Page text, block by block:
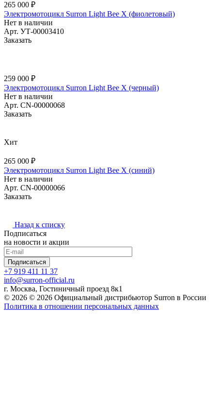
265 000 ₽
Электромотоцикл Surron Light Bee X (фиолетовый)
Нет в наличии
Арт. УТ-00003410
Заказать
259 000 ₽
Электромотоцикл Surron Light Bee X (черный)
Нет в наличии
Арт. CN-00000068
Заказать
Хит
265 000 ₽
Электромотоцикл Surron Light Bee X (синий)
Нет в наличии
Арт. CN-00000066
Заказать
Назад к списку
Подписаться
на новости и акции
Подписаться
+7 919 411 11 37
info@surron-official.ru
г. Москва, Гостиничный проезд 8к1
© 2026 © 2026 Официальный дистрибьютор Surron в России
Политика в отношении персональных данных